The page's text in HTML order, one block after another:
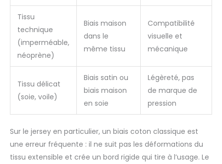
Tissu
technique
(imperméable,
néoprène)
Biais maison
dans le
même tissu
Compatibilité
visuelle et
mécanique
Tissu délicat
(soie, voile)
Biais satin ou
biais maison
en soie
Légèreté, pas
de marque de
pression
Sur le jersey en particulier, un biais coton classique est
une erreur fréquente : il ne suit pas les déformations du
tissu extensible et crée un bord rigide qui tire à l’usage. Le